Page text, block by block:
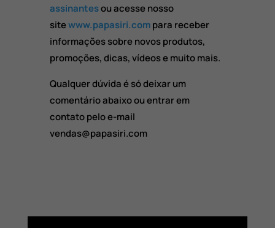
assinantesou acesse nosso
sitewww.papasiri.compara receber
informações sobre novos produtos,
promoções, dicas, vídeos e muito mais.
Qualquer dúvida é só deixar um
comentário abaixo ou entrar em
contato pelo e-mail
vendas@papasiri.com